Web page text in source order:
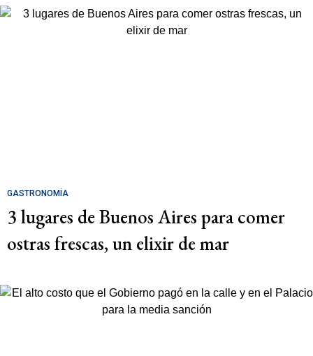
GASTRONOMÍA
3 lugares de Buenos Aires para comer
ostras frescas, un elixir de mar